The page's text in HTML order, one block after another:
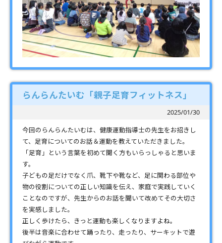
らんらんたいむ「親子足育フィットネス」
2025/01/30
今回のらんらんたいむは、健康運動指導士の先生をお招きし
て、足育についてのお話＆運動を教えていただきました。
「足育」という言葉を初めて聞く方もいらっしゃると思いま
す。
子どもの足だけでなく爪、靴下や靴など、足に関わる部位や
物の役割についての正しい知識を伝え、家庭で実践していく
ことなのですが、先生からのお話を聞いて改めてその大切さ
を実感しました。
正しく歩けたら、きっと運動も楽しくなりますよね。
後半は音楽に合わせて踊ったり、走ったり、サーキットで遊